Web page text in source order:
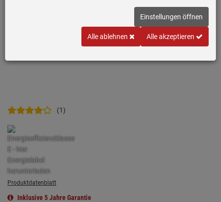
(1)
Produktdatenblatt
Inklusive 5 Jahre Garantie
Einstellungen öffnen
Alle ablehnen Alle akzeptieren